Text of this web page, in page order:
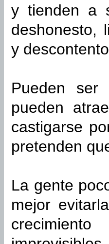
y tienden a
deshonesto,
y
Pueden ser
pueden
castigarse
pretenden
La gente
mejor